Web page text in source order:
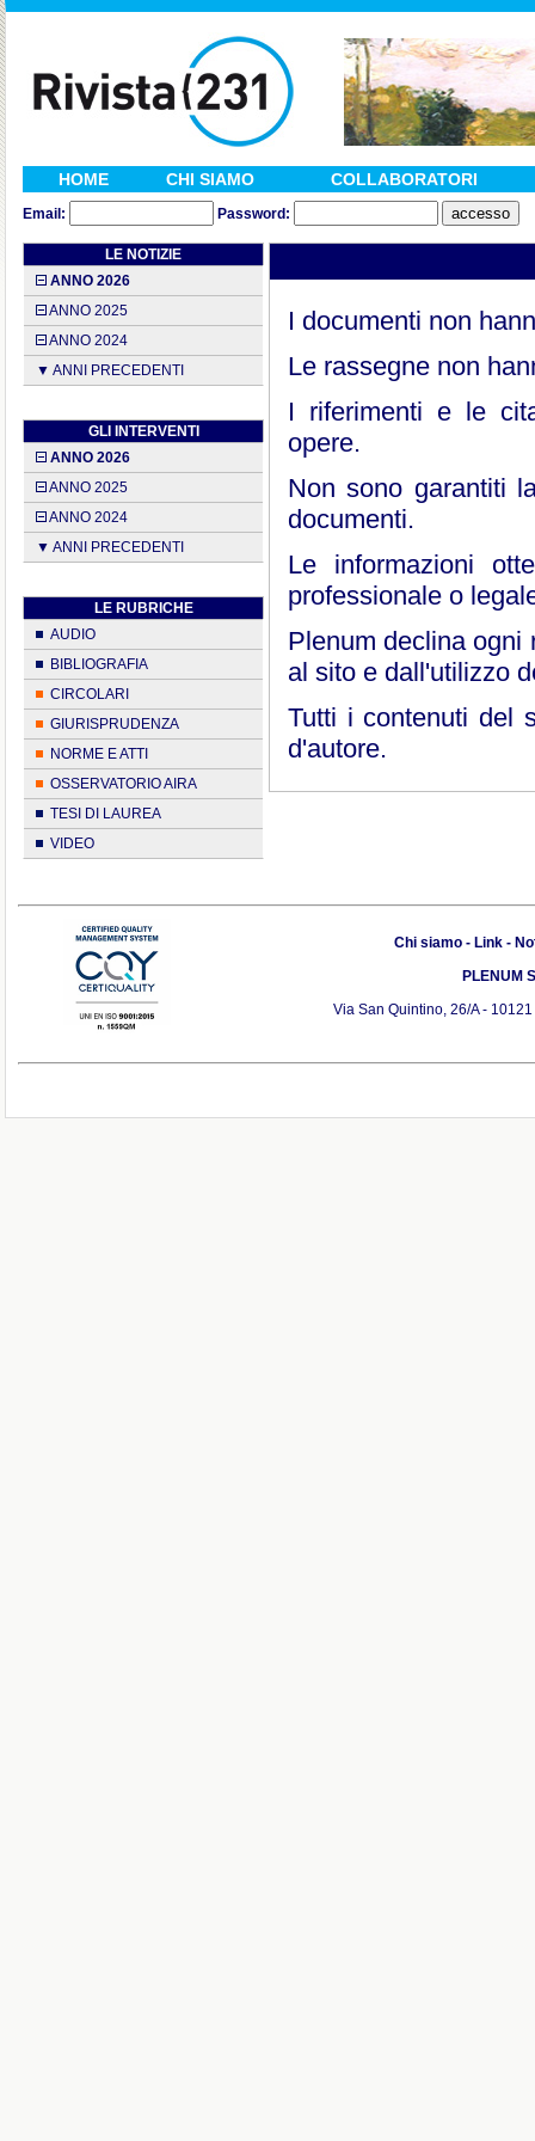
HOME CHI SIAMO COLLABORATORI
Email: Password:
LE NOTIZIE
ANNO 2026
ANNO 2025
ANNO 2024
▼ ANNI PRECEDENTI
GLI INTERVENTI
ANNO 2026
ANNO 2025
ANNO 2024
▼ ANNI PRECEDENTI
LE RUBRICHE
AUDIO
BIBLIOGRAFIA
CIRCOLARI
GIURISPRUDENZA
NORME E ATTI
OSSERVATORIO AIRA
TESI DI LAUREA
VIDEO
I documenti non
Le rassegne non
I riferimenti e le
opere.
Non sono garantiti
documenti.
Le informazioni
professionale o
Plenum declina ogni
al sito e dall'utilizzo
Tutti i contenuti del
d'autore.
Chi siamo - Link -
PLENUM
Via San Quintino, 26/A -